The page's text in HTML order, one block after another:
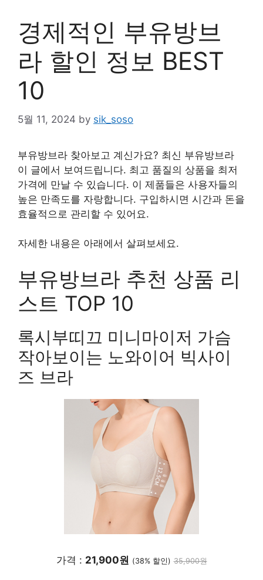
경제적인 부유방브
라 할인 정보 BEST
10
5월 11, 2024 by sik_soso
부유방브라 찾아보고 계신가요? 최신 부유방브라
이 글에서 보여드립니다. 최고 품질의 상품을 최저
가격에 만날 수 있습니다. 이 제품들은 사용자들의
높은 만족도를 자랑합니다. 구입하시면 시간과 돈을
효율적으로 관리할 수 있어요.
자세한 내용은 아래에서 살펴보세요.
부유방브라 추천 상품 리
스트 TOP 10
록시부띠끄 미니마이저 가슴
작아보이는 노와이어 빅사이
즈 브라
가격 : 21,900원 (38% 할인) 35,900원